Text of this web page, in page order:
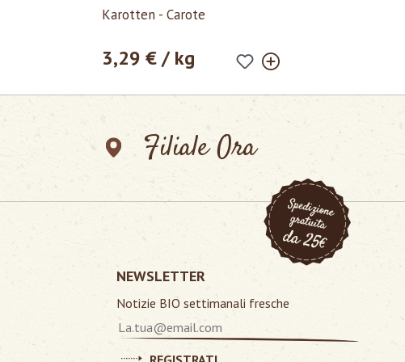
Valutazione media di 5 su 5 stelle
Karotten - Carote
Prezzo normale:
3,29 € / kg
Filiale Ora
NEWSLETTER
Notizie BIO settimanali fresche